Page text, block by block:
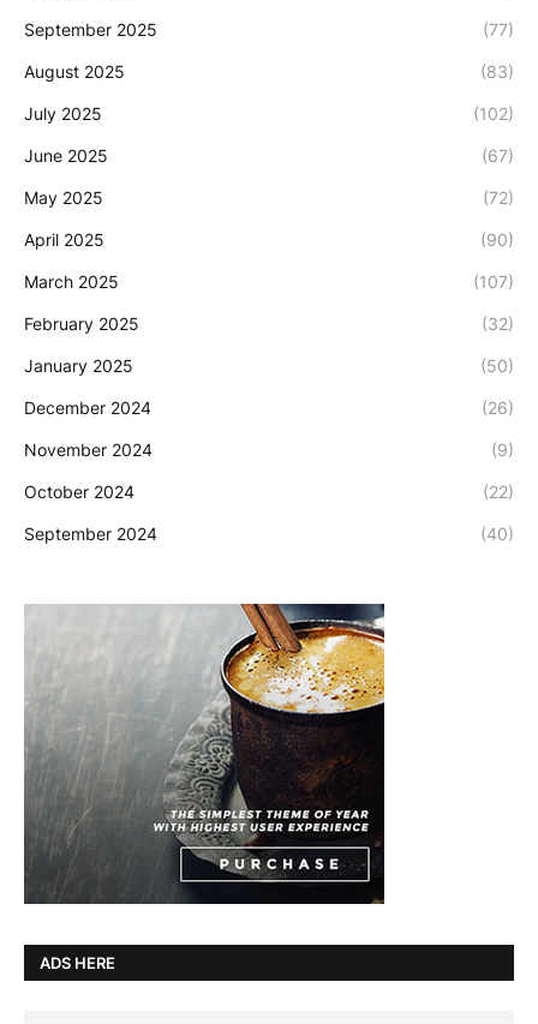
September 2025 (77)
August 2025 (83)
July 2025 (102)
June 2025 (67)
May 2025 (72)
April 2025 (90)
March 2025 (107)
February 2025 (32)
January 2025 (50)
December 2024 (26)
November 2024 (9)
October 2024 (22)
September 2024 (40)
ADS HERE